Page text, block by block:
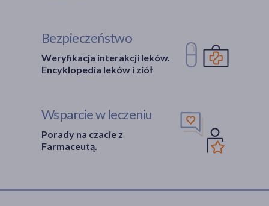
Bezpieczeństwo
Weryfikacja interakcji leków.
Encyklopedia leków i ziół
Wsparcie w leczeniu
Porady na czacie z
Farmaceutą.